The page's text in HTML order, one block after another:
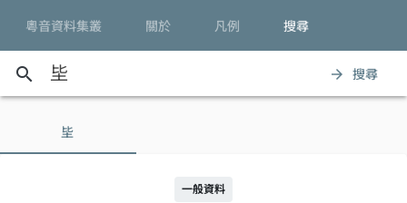
粵音資料集叢 關於 凡例 搜尋
search arrow_forward 搜尋
坒
一般資料